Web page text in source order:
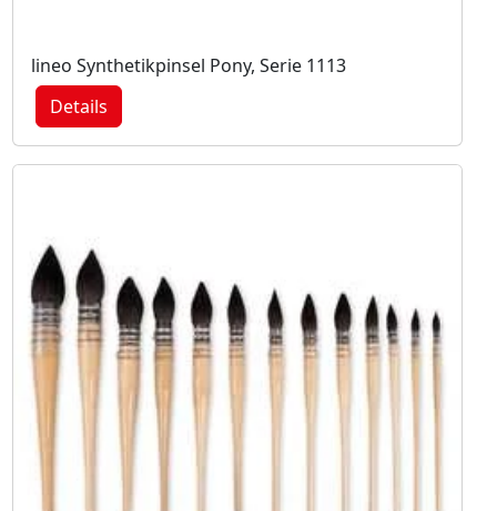
lineo Synthetikpinsel Pony, Serie 1113
Details